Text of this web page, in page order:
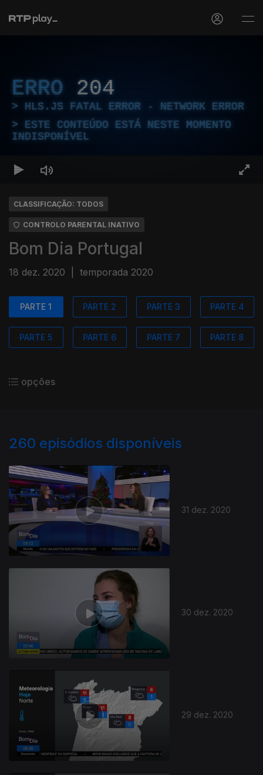
ERRO 204
HLS.JS FATAL ERROR - NETWORK ERROR
ESTE CONTEÚDO ESTÁ NESTE MOMENTO
INDISPONÍVEL
CLASSIFICAÇÃO: TODOS
CONTROLO PARENTAL INATIVO
Bom Dia Portugal
18 dez. 2020 temporada 2020
PARTE 1 PARTE 2 PARTE 3 PARTE 4
PARTE 5 PARTE 6 PARTE 7 PARTE 8
opções
260 episódios disponíveis
31 dez. 2020
30 dez. 2020
29 dez. 2020